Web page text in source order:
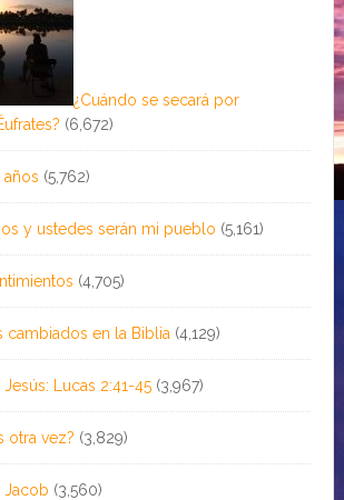
¿Cuándo se secará por
(6,672)
años (5,762)
y ustedes serán mi pueblo (5,161)
(4,705)
cambiados en la Biblia (4,129)
Jesús: Lucas 2:41-45 (3,967)
otra vez? (3,829)
Jacob (3,560)